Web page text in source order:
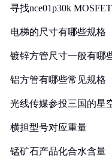
寻找nce01p30k
电梯的尺寸有哪些规格
镀锌方管尺寸一般有哪
铝方管有哪些常见规格
光线传媒参投三国的星
横担型号对应重量
锰矿石产品化合水含量